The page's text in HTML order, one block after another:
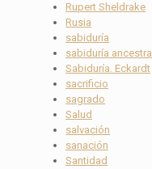
Rupert Sheldrake
Rusia
sabiduría
sabiduría ancestral
Sabiduría. Eckardt
sacrificio
sagrado
Salud
salvación
sanación
Santidad